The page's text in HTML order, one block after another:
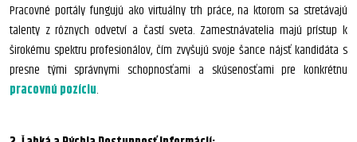
Pracovné portály fungujú ako virtuálny trh práce, na ktorom sa stretávajú
talenty z rôznych odvetví a častí sveta. Zamestnávatelia majú prístup k
širokému spektru profesionálov, čím zvyšujú svoje šance nájsť kandidáta s
presne tými správnymi schopnosťami a skúsenosťami pre konkrétnu
pracovnú pozíciu.